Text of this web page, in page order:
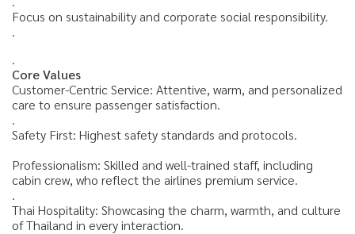
Focus on sustainability and corporate social responsibility.
.
.
Core Values
Customer-Centric Service: Attentive, warm, and personalized
care to ensure passenger satisfaction.
.
Safety First: Highest safety standards and protocols.
Professionalism: Skilled and well-trained staff, including
cabin crew, who reflect the airlines premium service.
.
Thai Hospitality: Showcasing the charm, warmth, and culture
of Thailand in every interaction.